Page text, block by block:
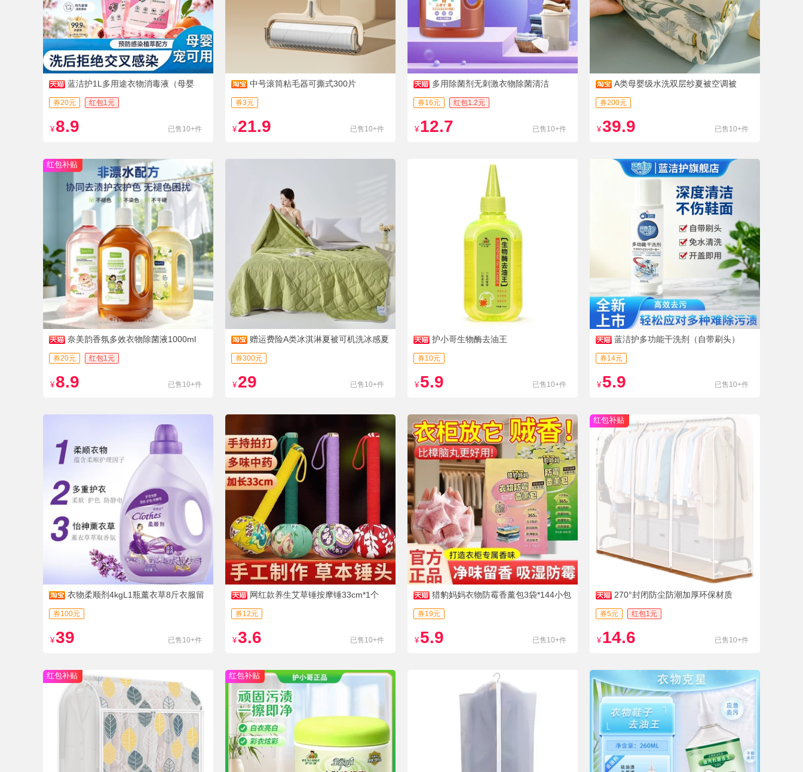
蓝洁护1L多用途衣物消毒液（母婴
级）
券20元 红包1元
¥ 8.9 已售10+件
中号滚筒粘毛器可撕式300片
券3元
¥ 21.9 已售10+件
多用除菌剂无刺激衣物除菌清洁
券16元 红包1.2元
¥ 12.7 已售10+件
A类母婴级水洗双层纱夏被空调被
券200元
¥39.9 已售10+件
红包补贴
奈美韵香氛多效衣物除菌液1000ml
券20元 红包1元
¥ 8.9 已售10+件
赠运费险A类冰淇淋夏被可机洗冰感夏
凉被
券300元
¥ 29 已售10+件
护小哥生物酶去油王
券10元
¥ 5.9 已售10+件
蓝洁护多功能干洗剂（自带刷头）
券14元
¥ 5.9 已售10+件
衣物柔顺剂4kgL1瓶薰衣草8斤衣服留
香柔软洗衣液
券100元
¥39 已售10+件
网红款养生艾草锤按摩锤33cm*1个
券12元
¥3.6 已售10+件
猎豹妈妈衣物防霉香薰包3袋*144小包
券19元
¥ 5.9 已售10+件
红包补贴
270°封闭防尘防潮加厚环保材质
券5元 红包1元
¥ 14.6 已售10+件
红包补贴 红包补贴